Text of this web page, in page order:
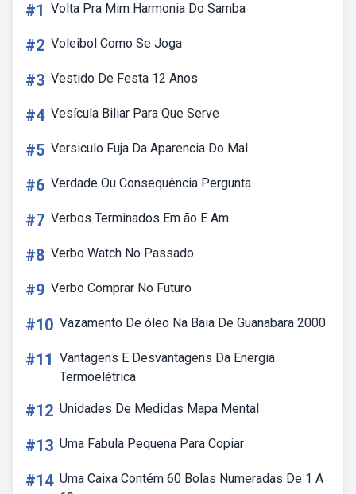
#1 Volta Pra Mim Harmonia Do Samba
#2 Voleibol Como Se Joga
#3 Vestido De Festa 12 Anos
#4 Vesícula Biliar Para Que Serve
#5 Versiculo Fuja Da Aparencia Do Mal
#6 Verdade Ou Consequência Pergunta
#7 Verbos Terminados Em ão E Am
#8 Verbo Watch No Passado
#9 Verbo Comprar No Futuro
#10 Vazamento De óleo Na Baia De Guanabara 2000
#11 Vantagens E Desvantagens Da Energia
Termoelétrica
#12 Unidades De Medidas Mapa Mental
#13 Uma Fabula Pequena Para Copiar
#14 Uma Caixa Contém 60 Bolas Numeradas De 1 A